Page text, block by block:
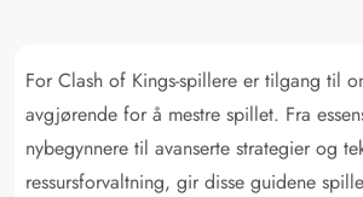
For Clash of Kings-spillere er tilgang til
avgjørende for å mestre spillet. Fra
nybegynnere til avanserte strategier og
ressursforvaltning, gir disse guidene